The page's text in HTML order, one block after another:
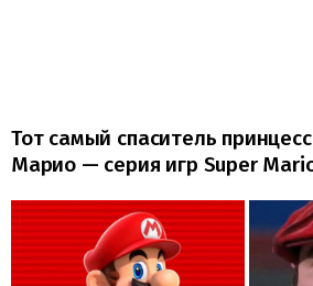
Тот самый спаситель
Марио — серия игр Super